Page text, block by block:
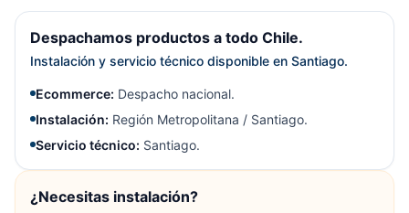
Despachamos productos a todo Chile.
Instalación y servicio técnico disponible en Santiago.
Ecommerce: Despacho nacional.
Instalación: Región Metropolitana / Santiago.
Servicio técnico: Santiago.
¿Necesitas instalación?